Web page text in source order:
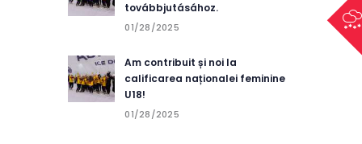
továbbjutásához.
01/28/2025
Am contribuit și noi la
calificarea naționalei feminine
U18!
01/28/2025